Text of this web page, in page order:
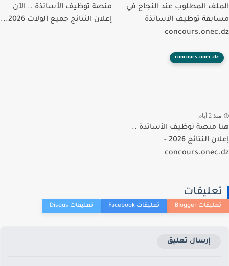
المطلوب عند النجاح في
توظيف الأساتذة
منصة توظيف الأساتذة .. الآن
إعلان النتائج جميع الولات 2026...
concours.onec.dz
2 أيام
منصة توظيف الأساتذة ..
إعلان النتائج 2026 -
إرسال تعليق